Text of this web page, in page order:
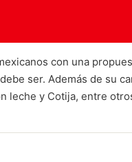
con una
ser. Además de su
leche y Cotija, entre